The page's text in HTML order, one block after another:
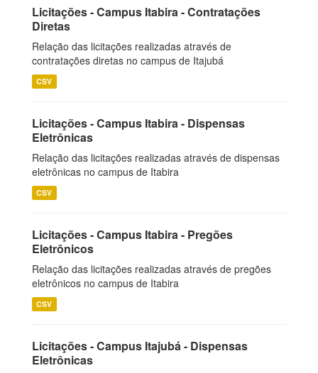
Licitações - Campus Itabira - Contratações
Diretas
Relação das licitações realizadas através de
contratações diretas no campus de Itajubá
CSV
Licitações - Campus Itabira - Dispensas
Eletrônicas
Relação das licitações realizadas através de dispensas
eletrônicas no campus de Itabira
CSV
Licitações - Campus Itabira - Pregões
Eletrônicos
Relação das licitações realizadas através de pregões
eletrônicos no campus de Itabira
CSV
Licitações - Campus Itajubá - Dispensas
Eletrônicas